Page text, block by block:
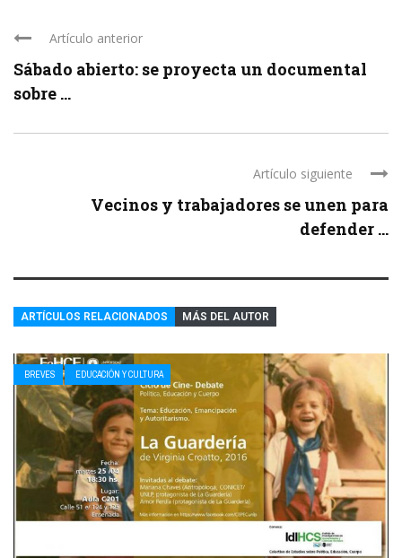
Artículo anterior
Sábado abierto: se proyecta un documental
sobre ...
Artículo siguiente
Vecinos y trabajadores se unen para
defender ...
ARTÍCULOS RELACIONADOS MÁS DEL AUTOR
BREVES EDUCACIÓN Y CULTURA